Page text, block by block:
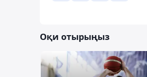
Оқи отырыңыз